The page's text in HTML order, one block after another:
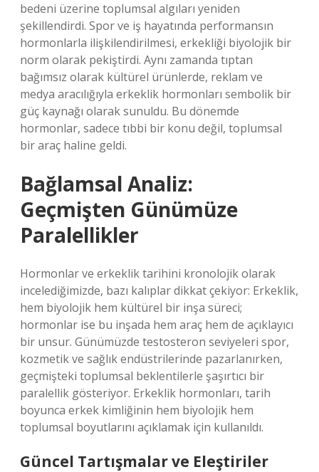
bedeni üzerine toplumsal algıları yeniden
şekillendirdi. Spor ve iş hayatında performansın
hormonlarla ilişkilendirilmesi, erkekliği biyolojik bir
norm olarak pekiştirdi. Aynı zamanda tıptan
bağımsız olarak kültürel ürünlerde, reklam ve
medya aracılığıyla erkeklik hormonları sembolik bir
güç kaynağı olarak sunuldu. Bu dönemde
hormonlar, sadece tıbbi bir konu değil, toplumsal
bir araç haline geldi.
Bağlamsal Analiz:
Geçmişten Günümüze
Paralellikler
Hormonlar ve erkeklik tarihini kronolojik olarak
incelediğimizde, bazı kalıplar dikkat çekiyor: Erkeklik,
hem biyolojik hem kültürel bir inşa süreci;
hormonlar ise bu inşada hem araç hem de açıklayıcı
bir unsur. Günümüzde testosteron seviyeleri spor,
kozmetik ve sağlık endüstrilerinde pazarlanırken,
geçmişteki toplumsal beklentilerle şaşırtıcı bir
paralellik gösteriyor. Erkeklik hormonları, tarih
boyunca erkek kimliğinin hem biyolojik hem
toplumsal boyutlarını açıklamak için kullanıldı.
Güncel Tartışmalar ve Eleştiriler